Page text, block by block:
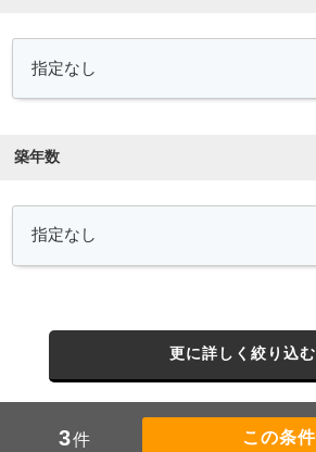
築年数
更に詳しく絞り込む
3件